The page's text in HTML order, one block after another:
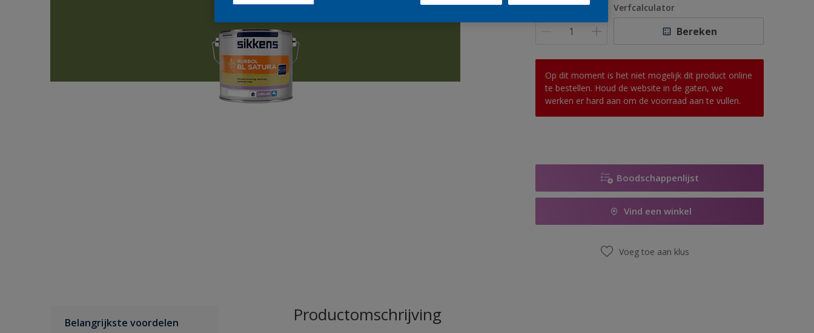
Aantal Verfcalculator
Bereken
Op dit moment is het niet mogelijk dit product online
te bestellen. Houd de website in de gaten, we
werken er hard aan om de voorraad aan te vullen.
Boodschappenlijst
Vind een winkel
Voeg toe aan klus
Belangrijkste voordelen Productomschrijving